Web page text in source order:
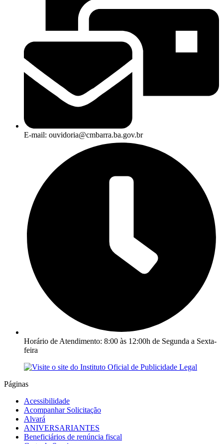
E-mail: ouvidoria@cmbarra.ba.gov.br
Horário de Atendimento: 8:00 às 12:00h de Segunda a Sexta-
feira
Páginas
Acessibilidade
Acompanhar Solicitação
Alvará
ANIVERSARIANTES
Beneficiários de renúncia fiscal